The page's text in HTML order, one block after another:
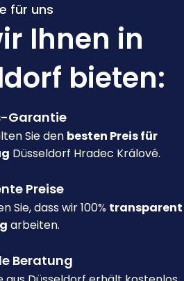
für uns
Ihnen in
bieten:
Garantie
Sie den besten Preis für
Düsseldorf Hradec Králové.
Preise
Sie, dass wir 100% transparent
arbeiten.
Beratung